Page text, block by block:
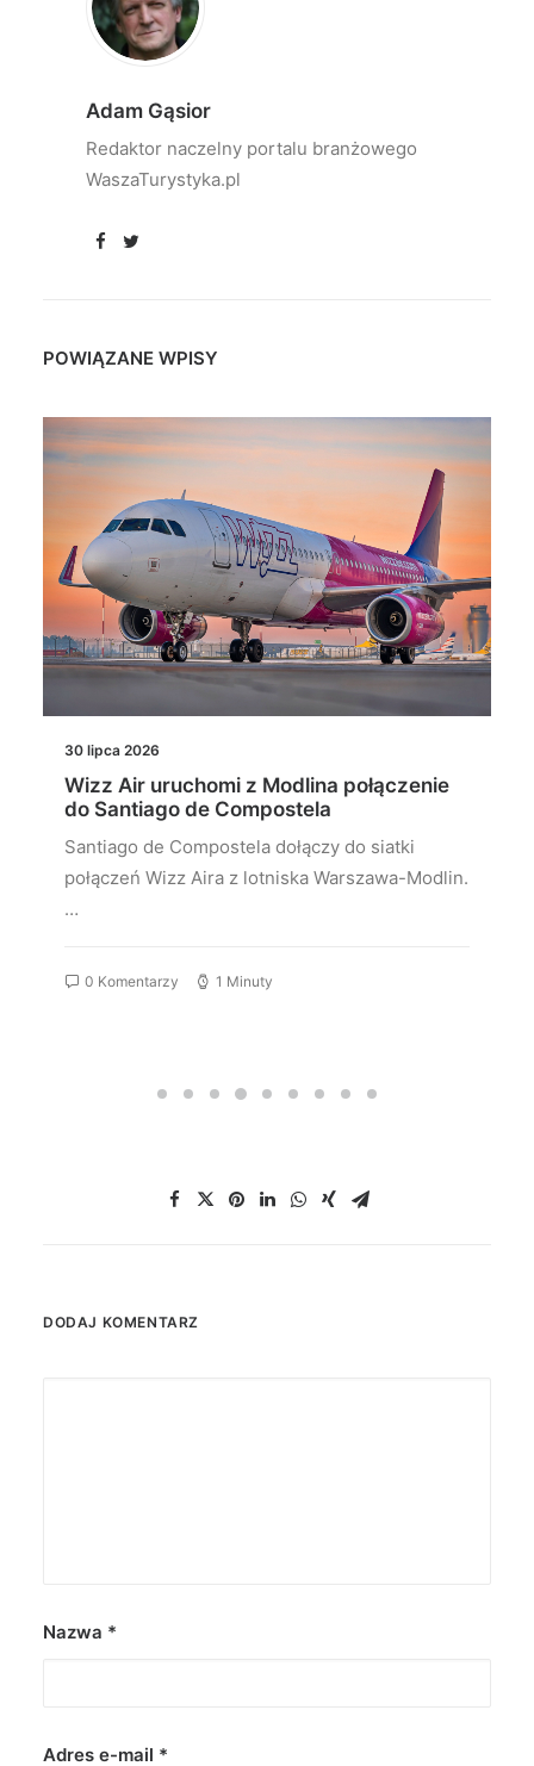
Adam Gąsior
Redaktor naczelny portalu branżowego
WaszaTurystyka.pl
POWIĄZANE WPISY
30 lipca 2026
Wizz Air uruchomi z Modlina połączenie
do Santiago de Compostela
Santiago de Compostela dołączy do siatki
połączeń Wizz Aira z lotniska Warszawa-Modlin.
…
0 Komentarzy 1 Minuty
DODAJ KOMENTARZ
Nazwa *
Adres e-mail *